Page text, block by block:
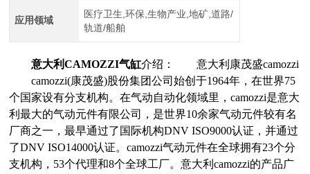
应用领域
医疗卫生,环保,生物产业,地矿,道路/
轨道/船舶
意大利CAMOZZI气缸介绍： 意大利康茂盛camozzi
camozzi(康茂盛)股份集团公司始创于1964年，在世界75
个国家设有分支机构。在气动自动化领域里，camozzi是意大
利最大的气动元件有限公司，是世界10余家气动元件较有名
厂商之一，最早通过了国际机构DNV ISO9000认证，并通过
了DNV ISO14000认证。camozzi气动元件在全球拥有23个分
支机构，53个代理和8个全球工厂。意大利camozzi的产品广